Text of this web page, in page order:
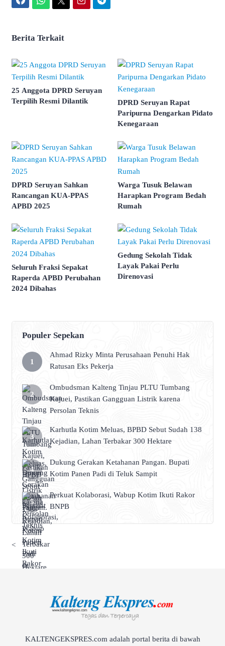
Berita Terkait
25 Anggota DPRD Seruyan
Terpilih Resmi Dilantik
DPRD Seruyan Rapat
Paripurna Dengarkan Pidato
Kenegaraan
DPRD Seruyan Sahkan
Rancangan KUA-PPAS
APBD 2025
Warga Tusuk Belawan
Harapkan Program Bedah
Rumah
Seluruh Fraksi Sepakat
Raperda APBD Perubahan
2024 Dibahas
Gedung Sekolah Tidak
Layak Pakai Perlu
Direnovasi
Populer Sepekan
Ahmad Rizky Minta Perusahaan Penuhi Hak
Ratusan Eks Pekerja
Ombudsman Kalteng Tinjau PLTU Tumbang
Kajuei, Pastikan Gangguan Listrik karena
Persolan Teknis
Karhutla Kotim Meluas, BPBD Sebut Sudah 138
Kejadian, Lahan Terbakar 300 Hektare
Dukung Gerakan Ketahanan Pangan. Bupati
Kotim Panen Padi di Teluk Sampit
Perkuat Kolaborasi, Wabup Kotim Ikuti Rakor
BNPB
<
KALTENGEKSPRES.com adalah portal berita di bawah